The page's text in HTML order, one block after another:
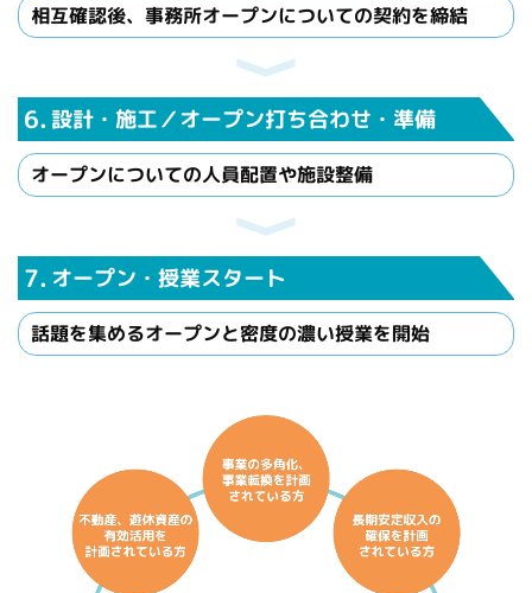
相互確認後、事務所オープンについての契約を締結
6.設計・施工／オープン打ち合わせ・準備
オープンについての人員配置や施設整備
7. オープン・授業スタート
話題を集めるオープンと密度の濃い授業を開始